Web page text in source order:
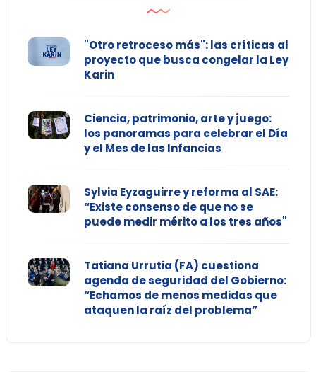
"Otro retroceso más": las críticas al
proyecto que busca congelar la Ley
Karin
Ciencia, patrimonio, arte y juego:
los panoramas para celebrar el Día
y el Mes de las Infancias
Sylvia Eyzaguirre y reforma al SAE:
“Existe consenso de que no se
puede medir mérito a los tres años"
Tatiana Urrutia (FA) cuestiona
agenda de seguridad del Gobierno:
“Echamos de menos medidas que
ataquen la raíz del problema”